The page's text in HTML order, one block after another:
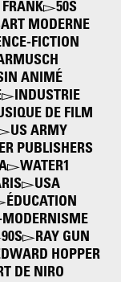
FRANK
50S
ART MODERNE
FICTION
ANIMÉ
INDUSTRIE
DE FILM
US ARMY
PUBLISHERS
WATER1
USA
ÉDUCATION
MODERNISME
90S
RAY GUN
HOPPER
DE NIRO